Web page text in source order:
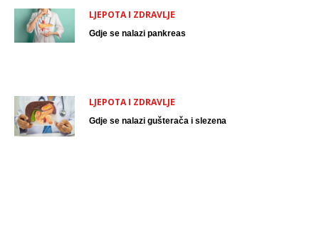
LJEPOTA I ZDRAVLJE
Gdje se nalazi pankreas
LJEPOTA I ZDRAVLJE
Gdje se nalazi gušterača i slezena